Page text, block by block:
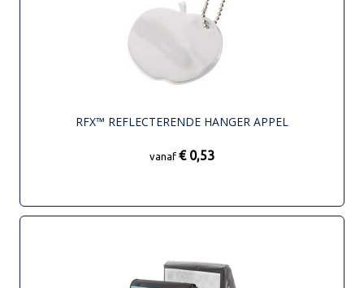
RFX™ REFLECTERENDE HANGER APPEL
vanaf € 0,53